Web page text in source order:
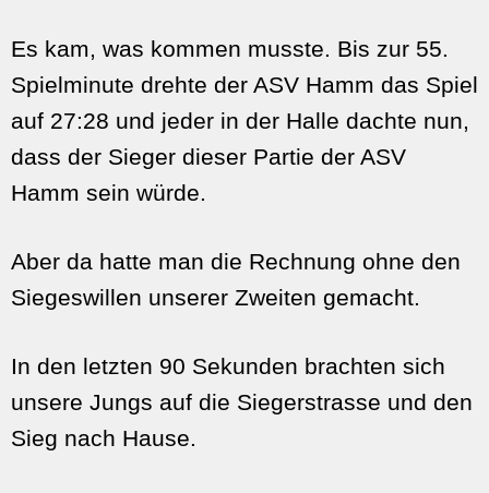
Es kam, was kommen musste. Bis zur 55.
Spielminute drehte der ASV Hamm das Spiel
auf 27:28 und jeder in der Halle dachte nun,
dass der Sieger dieser Partie der ASV
Hamm sein würde.
Aber da hatte man die Rechnung ohne den
Siegeswillen unserer Zweiten gemacht.
In den letzten 90 Sekunden brachten sich
unsere Jungs auf die Siegerstrasse und den
Sieg nach Hause.